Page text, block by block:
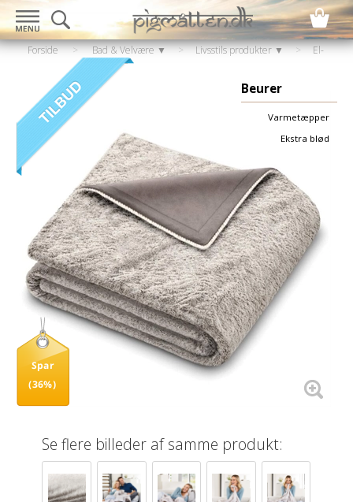
Forside > Bad & Velvære ▼ > Livsstils produkter ▼ >
El-
Varmeplaid / fodvarmere
Beurer
Varmetæpper
Ekstra blød
Spar
(36%)
Se flere billeder af samme produkt: